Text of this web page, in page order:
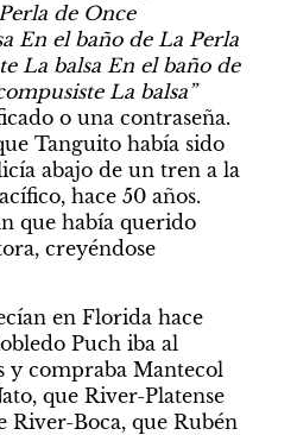
de Once
En el baño de La Perla
La balsa En el baño de
La balsa”
o una contraseña.
Tanguito había sido
abajo de un tren a la
hace 50 años.
que había querido
creyéndose
en Florida hace
Puch iba al
y compraba Mantecol
que River-Platense
River-Boca, que Rubén